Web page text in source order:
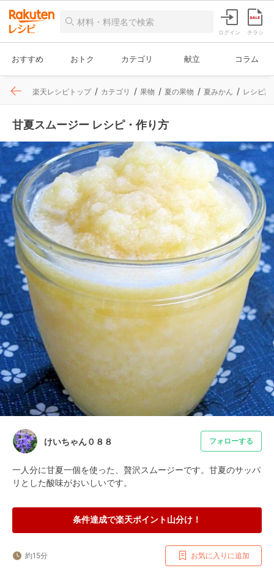
ログイン チラシ
おすすめ おトク カテゴリ 献立 コラム
楽天レシピトップ カテゴリ 果物 夏の果物 夏みかん レシピ詳
甘夏スムージー レシピ・作り方
けいちゃん０８８ フォローする
一人分に甘夏一個を使った、贅沢スムージーです。甘夏のサッパ
リとした酸味がおいしいです。
条件達成で楽天ポイント山分け！
約15分 お気に入りに追加